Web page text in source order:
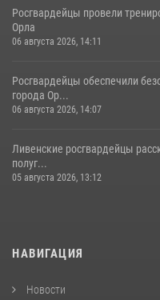
Росгвардейцы провели
Орла
06 августа 2026, 14:11
Росгвардейцы обеспечили
города Ор...
06 августа 2026, 14:07
Ливенские росгвардейцы
полуг...
05 августа 2026, 13:12
НАВИГАЦИЯ
Новости